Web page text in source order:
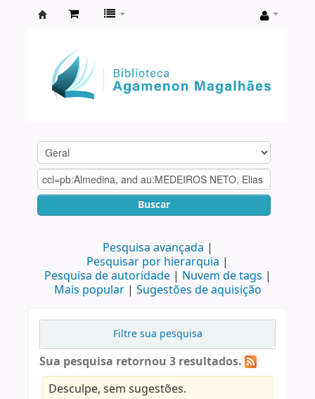
Agamenon
Magalhães
Buscar
Pesquisa avançada
Pesquisar por hierarquia
Pesquisa de autoridade
Nuvem de tags
Mais popular
Sugestões de aquisição
Filtre sua pesquisa
Sua pesquisa retornou 3 resultados.
Desculpe, sem sugestões.